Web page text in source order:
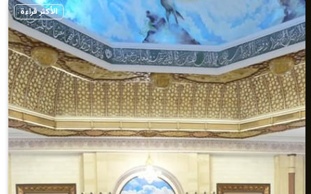
الأكثر قراءة